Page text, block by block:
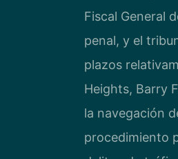
Fiscal General
penal, y el
plazos
Heights, Barry
la navegación
procedimiento